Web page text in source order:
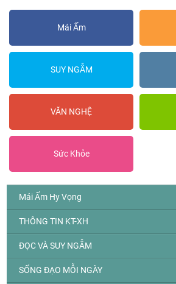
Mái Ấm
SUY NGẪM
VĂN NGHỆ
Sức Khỏe
Mái Ấm Hy Vọng
THÔNG TIN KT-XH
ĐỌC VÀ SUY NGẪM
SỐNG ĐẠO MỖI NGÀY